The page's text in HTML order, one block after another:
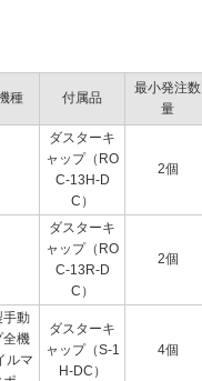
種 付属品
最小発注数
量
ダスターキ
ャップ（RO
C-13H-D
C）
2個
ダスターキ
ャップ（RO
C-13R-D
C）
2個
手動
全機
ルマ
ダスターキ
ャップ（S-1
H-DC）
4個